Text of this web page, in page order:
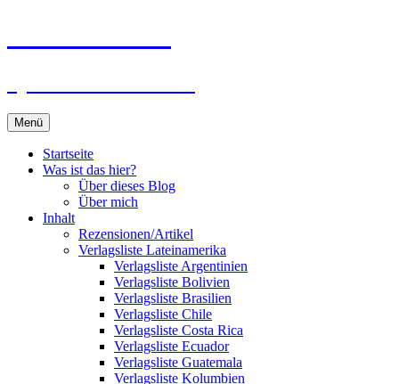
Menü
Startseite
Was ist das hier?
Über dieses Blog
Über mich
Inhalt
Rezensionen/Artikel
Verlagsliste Lateinamerika
Verlagsliste Argentinien
Verlagsliste Bolivien
Verlagsliste Brasilien
Verlagsliste Chile
Verlagsliste Costa Rica
Verlagsliste Ecuador
Verlagsliste Guatemala
Verlagsliste Kolumbien